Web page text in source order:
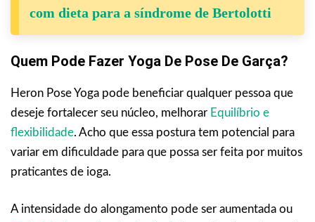
com dieta para a síndrome de Bertolotti
Quem Pode Fazer Yoga De Pose De Garça?
Heron Pose Yoga pode beneficiar qualquer pessoa que
deseje fortalecer seu núcleo, melhorar Equilíbrio e
flexibilidade. Acho que essa postura tem potencial para
variar em dificuldade para que possa ser feita por muitos
praticantes de ioga.
A intensidade do alongamento pode ser aumentada ou